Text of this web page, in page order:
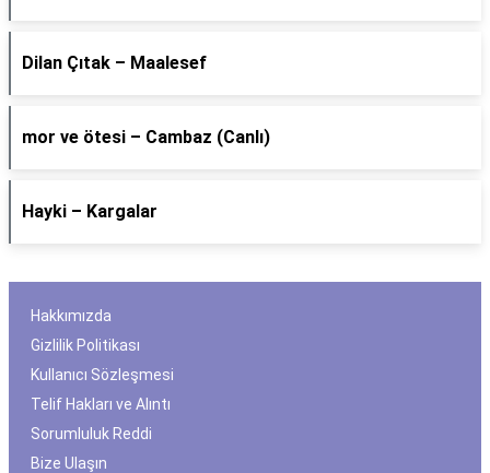
Dilan Çıtak – Maalesef
​mor ve ötesi – Cambaz (Canlı)
Hayki – Kargalar
Hakkımızda
Gizlilik Politikası
Kullanıcı Sözleşmesi
Telif Hakları ve Alıntı
Sorumluluk Reddi
Bize Ulaşın